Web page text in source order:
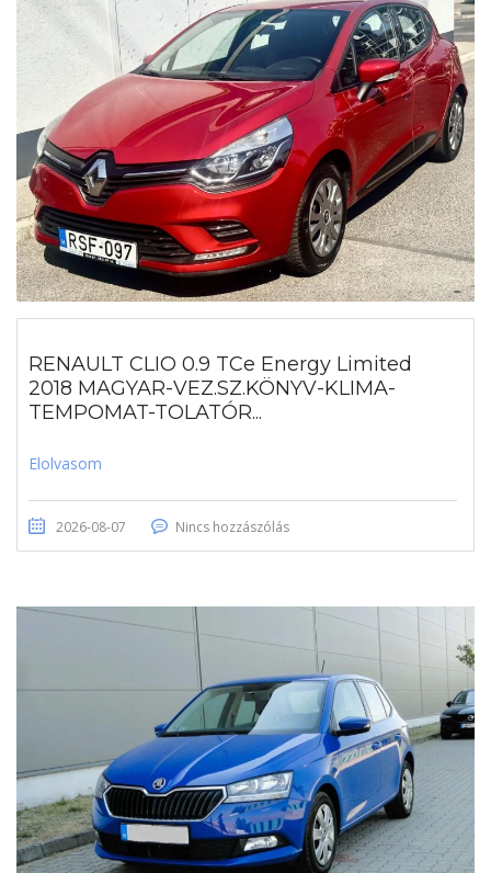
RENAULT CLIO 0.9 TCe Energy Limited
2018 MAGYAR-VEZ.SZ.KÖNYV-KLIMA-
TEMPOMAT-TOLATÓR...
Elolvasom
2026-08-07 Nincs hozzászólás